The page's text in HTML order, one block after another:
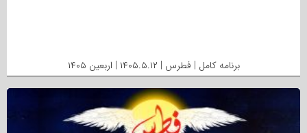
برنامه کامل | فطرس | ۱۴۰۵.۵.۱۲ | اربعین ۱۴۰۵